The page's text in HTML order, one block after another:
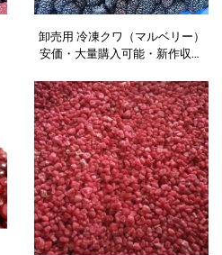
卸売用 冷凍クワ（マルベリー）
安価・大量購入可能・新作収穫